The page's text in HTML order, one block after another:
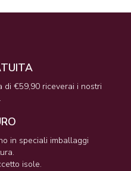
di €59,90 riceverai i nostri
in speciali imballaggi
isole.